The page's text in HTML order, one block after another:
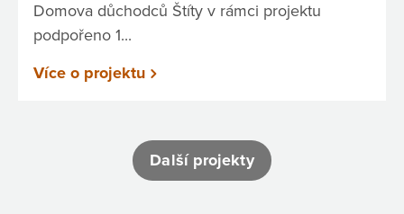
Domova důchodců Štíty v rámci projektu
podpořeno 1...
Více o projektu
Další projekty